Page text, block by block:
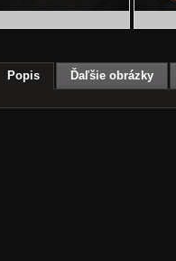
Popis Ďaľšie obrázky